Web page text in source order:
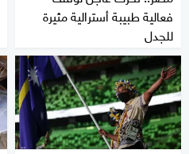
فعالية طبيبة أسترالية مثيرة
للجدل